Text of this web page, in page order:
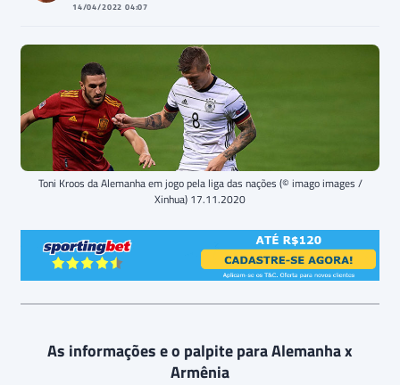
14/04/2022 04:07
Toni Kroos da Alemanha em jogo pela liga das nações (© imago images /
Xinhua) 17.11.2020
As informações e o palpite para Alemanha x
Armênia